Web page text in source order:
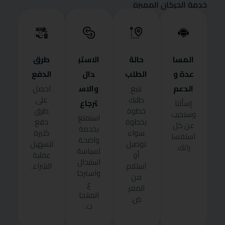
خدمة الحركان المميزة
المسا
عدة و
الدعم
إسألنا
وسنجيب
عن كل
استفسا
راتك.
حالة
الطلب
تتبع
طلبك
خطوة
بخطوة
سواء
توصيل
أو
استلام
من
المعر
ض.
الاستب
دال
والاس
ترجاع
استمتع
بخدمة
واضحة
لسياسة
استبدال
واسترجا
ع
المنتجا
ت.
طرق
الدفع
احصل
على
طرق
دفع
كثيرة
لتسهيل
عملية
الشراء.